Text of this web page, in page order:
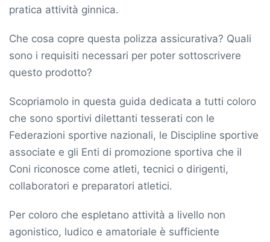
pratica attività ginnica.
Che cosa copre questa polizza assicurativa? Quali
sono i requisiti necessari per poter sottoscrivere
questo prodotto?
Scopriamolo in questa guida dedicata a tutti coloro
che sono sportivi dilettanti tesserati con le
Federazioni sportive nazionali, le Discipline sportive
associate e gli Enti di promozione sportiva che il
Coni riconosce come atleti, tecnici o dirigenti,
collaboratori e preparatori atletici.
Per coloro che espletano attività a livello non
agonistico, ludico e amatoriale è sufficiente